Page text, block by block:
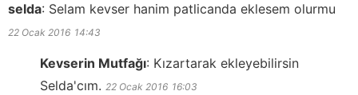
selda: Selam kevser hanim patlicanda eklesem olurmu
22 Ocak 2016 14:43
Kevserin Mutfağı: Kızartarak ekleyebilirsin
Selda'cım. 22 Ocak 2016 16:03